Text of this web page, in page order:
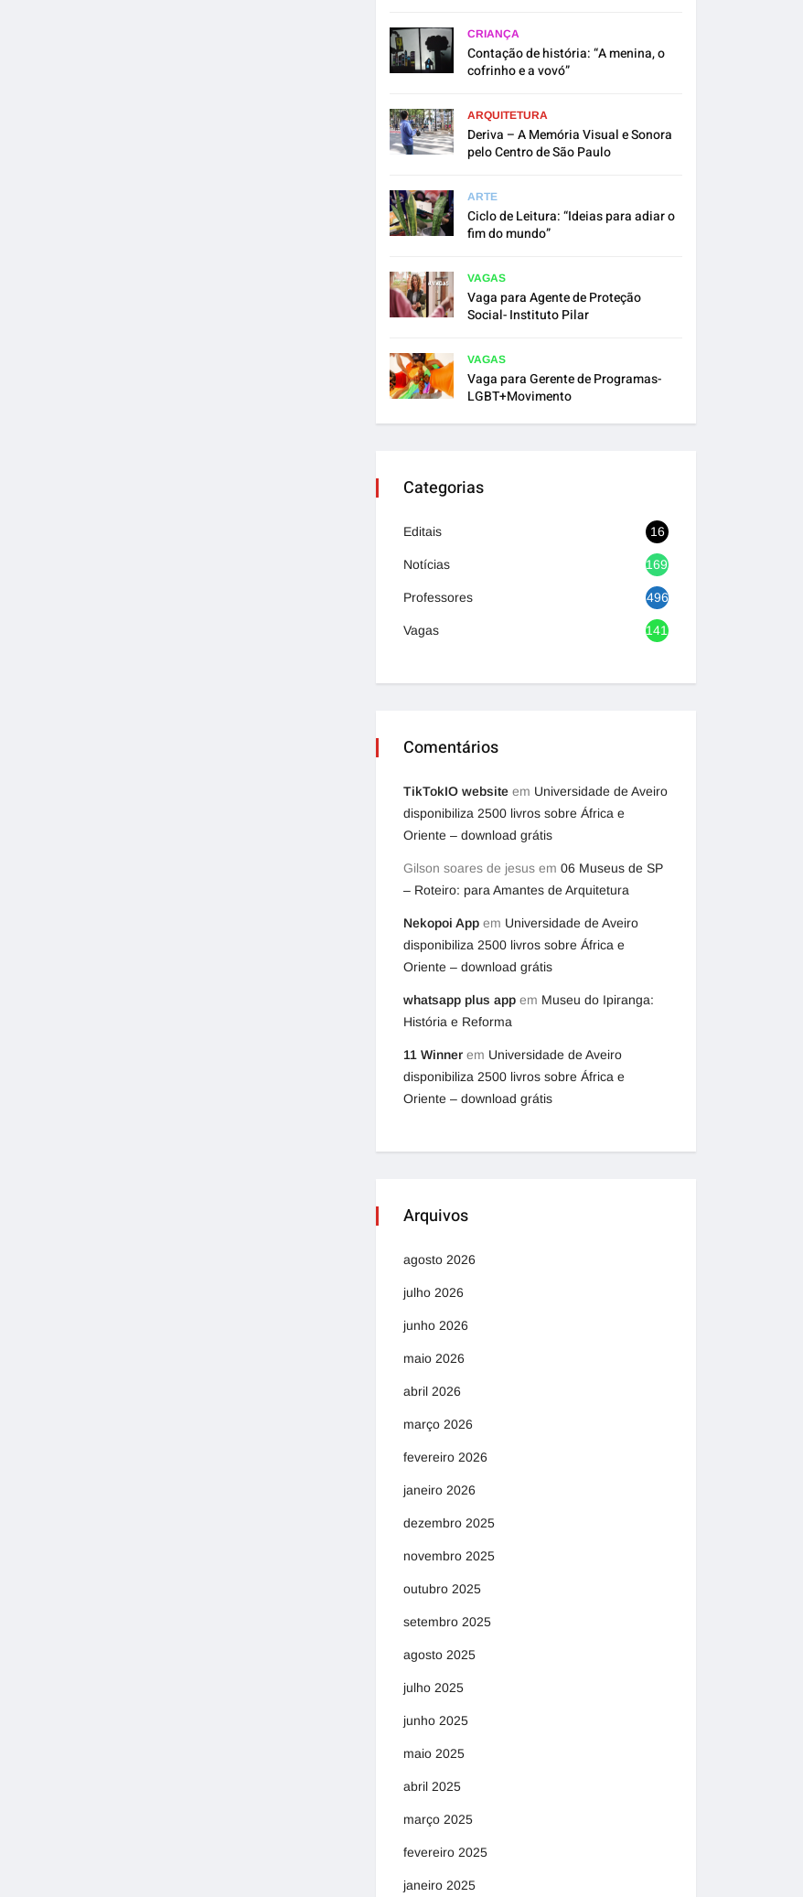
CRIANÇA
Contação de história: “A menina, o
cofrinho e a vovó”
ARQUITETURA
Deriva – A Memória Visual e Sonora
pelo Centro de São Paulo
ARTE
Ciclo de Leitura: “Ideias para adiar o
fim do mundo”
VAGAS
Vaga para Agente de Proteção
Social- Instituto Pilar
VAGAS
Vaga para Gerente de Programas-
LGBT+Movimento
Categorias
Editais 16
Notícias 1692
Professores 496
Vagas 1417
Comentários
TikTokIO website em Universidade de Aveiro
disponibiliza 2500 livros sobre África e
Oriente – download grátis
Gilson soares de jesus em 06 Museus de SP
– Roteiro: para Amantes de Arquitetura
Nekopoi App em Universidade de Aveiro
disponibiliza 2500 livros sobre África e
Oriente – download grátis
whatsapp plus app em Museu do Ipiranga:
História e Reforma
11 Winner em Universidade de Aveiro
disponibiliza 2500 livros sobre África e
Oriente – download grátis
Arquivos
agosto 2026
julho 2026
junho 2026
maio 2026
abril 2026
março 2026
fevereiro 2026
janeiro 2026
dezembro 2025
novembro 2025
outubro 2025
setembro 2025
agosto 2025
julho 2025
junho 2025
maio 2025
abril 2025
março 2025
fevereiro 2025
janeiro 2025